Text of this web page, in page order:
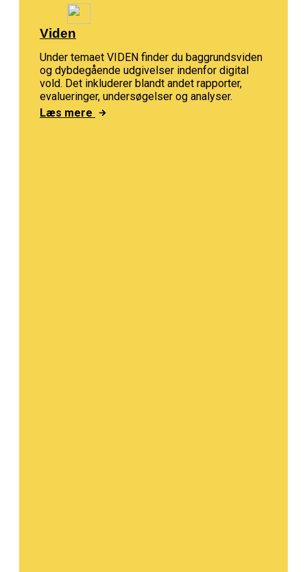
Viden
Under temaet VIDEN finder du baggrundsviden
og dybdegående udgivelser indenfor digital
vold. Det inkluderer blandt andet rapporter,
evalueringer, undersøgelser og analyser.
Læs mere